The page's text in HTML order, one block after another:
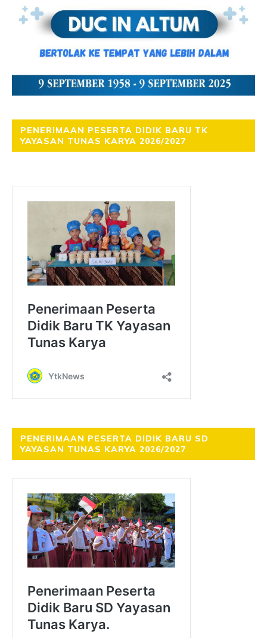
PENERIMAAN PESERTA DIDIK BARU TK
YAYASAN TUNAS KARYA 2026/2027
PENERIMAAN PESERTA DIDIK BARU SD
YAYASAN TUNAS KARYA 2026/2027